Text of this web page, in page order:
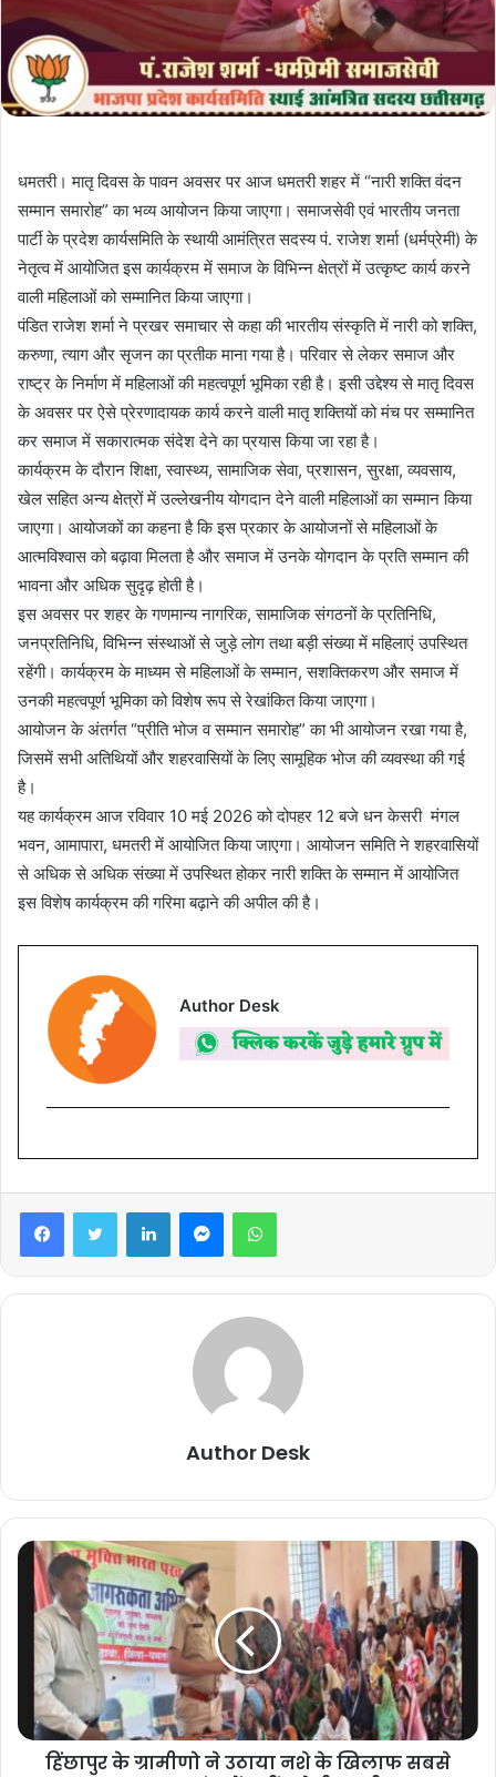
धमतरी। मातृ दिवस के पावन अवसर पर आज धमतरी शहर में “नारी शक्ति वंदन
सम्मान समारोह” का भव्य आयोजन किया जाएगा। समाजसेवी एवं भारतीय जनता
पार्टी के प्रदेश कार्यसमिति के स्थायी आमंत्रित सदस्य पं. राजेश शर्मा (धर्मप्रेमी) के
नेतृत्व में आयोजित इस कार्यक्रम में समाज के विभिन्न क्षेत्रों में उत्कृष्ट कार्य करने
वाली महिलाओं को सम्मानित किया जाएगा।
पंडित राजेश शर्मा ने प्रखर समाचार से कहा की भारतीय संस्कृति में नारी को शक्ति,
करुणा, त्याग और सृजन का प्रतीक माना गया है। परिवार से लेकर समाज और
राष्ट्र के निर्माण में महिलाओं की महत्वपूर्ण भूमिका रही है। इसी उद्देश्य से मातृ दिवस
के अवसर पर ऐसे प्रेरणादायक कार्य करने वाली मातृ शक्तियों को मंच पर सम्मानित
कर समाज में सकारात्मक संदेश देने का प्रयास किया जा रहा है।
कार्यक्रम के दौरान शिक्षा, स्वास्थ्य, सामाजिक सेवा, प्रशासन, सुरक्षा, व्यवसाय,
खेल सहित अन्य क्षेत्रों में उल्लेखनीय योगदान देने वाली महिलाओं का सम्मान किया
जाएगा। आयोजकों का कहना है कि इस प्रकार के आयोजनों से महिलाओं के
आत्मविश्वास को बढ़ावा मिलता है और समाज में उनके योगदान के प्रति सम्मान की
भावना और अधिक सुदृढ़ होती है।
इस अवसर पर शहर के गणमान्य नागरिक, सामाजिक संगठनों के प्रतिनिधि,
जनप्रतिनिधि, विभिन्न संस्थाओं से जुड़े लोग तथा बड़ी संख्या में महिलाएं उपस्थित
रहेंगी। कार्यक्रम के माध्यम से महिलाओं के सम्मान, सशक्तिकरण और समाज में
उनकी महत्वपूर्ण भूमिका को विशेष रूप से रेखांकित किया जाएगा।
आयोजन के अंतर्गत “प्रीति भोज व सम्मान समारोह” का भी आयोजन रखा गया है,
जिसमें सभी अतिथियों और शहरवासियों के लिए सामूहिक भोज की व्यवस्था की गई
है।
यह कार्यक्रम आज रविवार 10 मई 2026 को दोपहर 12 बजे धन केसरी मंगल
भवन, आमापारा, धमतरी में आयोजित किया जाएगा। आयोजन समिति ने शहरवासियों
से अधिक से अधिक संख्या में उपस्थित होकर नारी शक्ति के सम्मान में आयोजित
इस विशेष कार्यक्रम की गरिमा बढ़ाने की अपील की है।
Author Desk
FacebookTwitter LinkedInMessengerWhatsApp
Author Desk
हिंछापुर के ग्रामीणो ने उठाया नशे के खिलाफ सबसे